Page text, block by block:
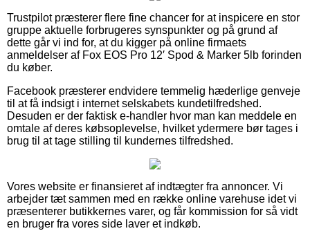
Trustpilot præsterer flere fine chancer for at inspicere en stor
gruppe aktuelle forbrugeres synspunkter og på grund af
dette går vi ind for, at du kigger på online firmaets
anmeldelser af Fox EOS Pro 12′ Spod & Marker 5lb forinden
du køber.
Facebook præsterer endvidere temmelig hæderlige genveje
til at få indsigt i internet selskabets kundetilfredshed.
Desuden er der faktisk e-handler hvor man kan meddele en
omtale af deres købsoplevelse, hvilket ydermere bør tages i
brug til at tage stilling til kundernes tilfredshed.
Vores website er finansieret af indtægter fra annoncer. Vi
arbejder tæt sammen med en række online varehuse idet vi
præsenterer butikkernes varer, og får kommission for så vidt
en bruger fra vores side laver et indkøb.